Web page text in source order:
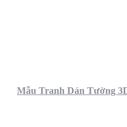
Mẫu Tranh Dán Tường